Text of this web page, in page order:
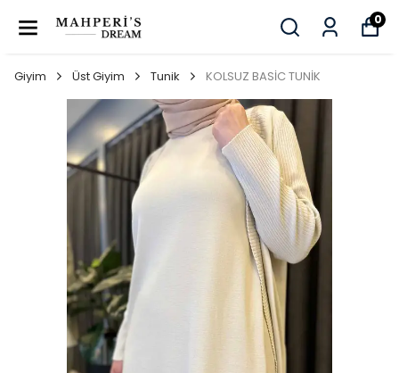
0
Giyim Üst Giyim Tunik KOLSUZ BASİC TUNİK